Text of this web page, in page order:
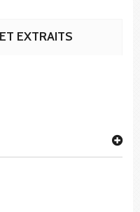
EXTRAITS